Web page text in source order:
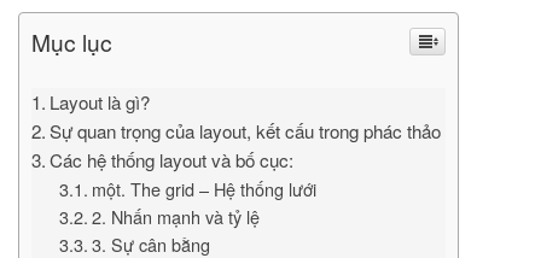
Mục lục
Layout là gì?
Sự quan trọng của layout, kết cấu trong phác thảo
Các hệ thống layout và bố cục:
một. The grid – Hệ thống lưới
2. Nhấn mạnh và tỷ lệ
3. Sự cân bằng